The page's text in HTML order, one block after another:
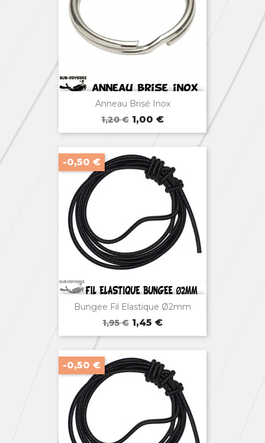
Anneau Brisé Inox
Prix
de
1,20 € Prix
1,00 €
Aperçu rapide
Bungee Fil Elastique Ø2mm
Prix
de
1,95 € Prix
1,45 €
-0,50 €
Aperçu rapide
-0,50 €